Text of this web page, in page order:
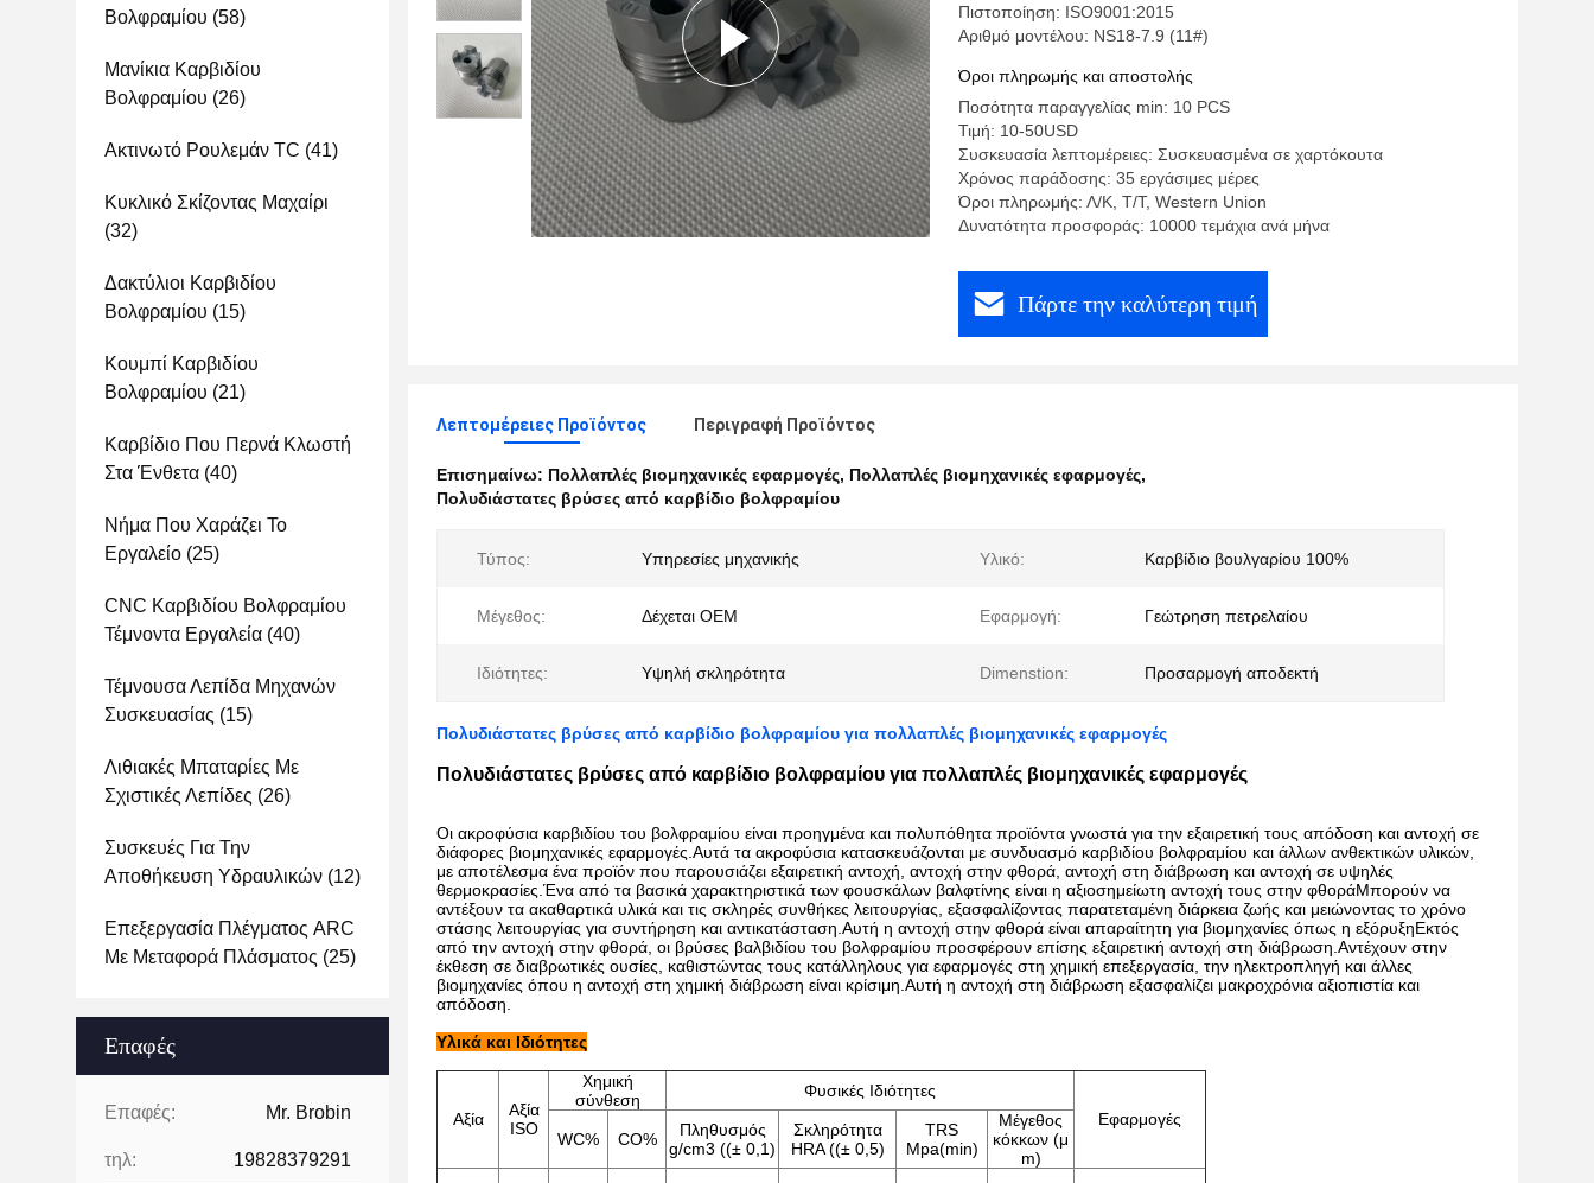
Βολφραμίου (58)
Μανίκια Καρβιδίου
Βολφραμίου (26)
Ακτινωτό Ρουλεμάν TC (41)
Κυκλικό Σκίζοντας Μαχαίρι
(32)
Δακτύλιοι Καρβιδίου
Βολφραμίου (15)
Κουμπί Καρβιδίου
Βολφραμίου (21)
Καρβίδιο Που Περνά Κλωστή
Στα Ένθετα (40)
Νήμα Που Χαράζει Το
Εργαλείο (25)
CNC Καρβιδίου Βολφραμίου
Τέμνοντα Εργαλεία (40)
Τέμνουσα Λεπίδα Μηχανών
Συσκευασίας (15)
Λιθιακές Μπαταρίες Με
Σχιστικές Λεπίδες (26)
Συσκευές Για Την
Αποθήκευση Υδραυλικών (12)
Επεξεργασία Πλέγματος ARC
Με Μεταφορά Πλάσματος (25)
Επαφές
Επαφές: Mr. Brobin
τηλ: 19828379291
Πιστοποίηση: ISO9001:2015
Αριθμό μοντέλου: NS18-7.9 (11#)
Όροι πληρωμής και αποστολής
Ποσότητα παραγγελίας min: 10 PCS
Τιμή: 10-50USD
Συσκευασία λεπτομέρειες: Συσκευασμένα σε χαρτόκουτα
Χρόνος παράδοσης: 35 εργάσιμες μέρες
Όροι πληρωμής: Λ/Κ, Τ/Τ, Western Union
Δυνατότητα προσφοράς: 10000 τεμάχια ανά μήνα
Πάρτε την καλύτερη τιμή
Λεπτομέρειες Προϊόντος Περιγραφή Προϊόντος
Επισημαίνω: Πολλαπλές βιομηχανικές εφαρμογές, Πολλαπλές βιομηχανικές εφαρμογές,
Πολυδιάστατες βρύσες από καρβίδιο βολφραμίου
Τύπος: Υπηρεσίες μηχανικής Υλικό: Καρβίδιο βουλγαρίου 100%
Μέγεθος: Δέχεται OEM Εφαρμογή: Γεώτρηση πετρελαίου
Ιδιότητες: Υψηλή σκληρότητα Dimenstion: Προσαρμογή αποδεκτή
Πολυδιάστατες βρύσες από καρβίδιο βολφραμίου για πολλαπλές βιομηχανικές εφαρμογές
Πολυδιάστατες βρύσες από καρβίδιο βολφραμίου για πολλαπλές βιομηχανικές εφαρμογές
Οι ακροφύσια καρβιδίου του βολφραμίου είναι προηγμένα και πολυπόθητα προϊόντα γνωστά για την εξαιρετική τους απόδοση και αντοχή σε
διάφορες βιομηχανικές εφαρμογές.Αυτά τα ακροφύσια κατασκευάζονται με συνδυασμό καρβιδίου βολφραμίου και άλλων ανθεκτικών υλικών,
με αποτέλεσμα ένα προϊόν που παρουσιάζει εξαιρετική αντοχή, αντοχή στην φθορά, αντοχή στη διάβρωση και αντοχή σε υψηλές
θερμοκρασίες.Ένα από τα βασικά χαρακτηριστικά των φουσκάλων βαλφτίνης είναι η αξιοσημείωτη αντοχή τους στην φθοράΜπορούν να
αντέξουν τα ακαθαρτικά υλικά και τις σκληρές συνθήκες λειτουργίας, εξασφαλίζοντας παρατεταμένη διάρκεια ζωής και μειώνοντας το χρόνο
στάσης λειτουργίας για συντήρηση και αντικατάσταση.Αυτή η αντοχή στην φθορά είναι απαραίτητη για βιομηχανίες όπως η εξόρυξηΕκτός
από την αντοχή στην φθορά, οι βρύσες βαλβιδίου του βολφραμίου προσφέρουν επίσης εξαιρετική αντοχή στη διάβρωση.Αντέχουν στην
έκθεση σε διαβρωτικές ουσίες, καθιστώντας τους κατάλληλους για εφαρμογές στη χημική επεξεργασία, την ηλεκτροπληγή και άλλες
βιομηχανίες όπου η αντοχή στη χημική διάβρωση είναι κρίσιμη.Αυτή η αντοχή στη διάβρωση εξασφαλίζει μακροχρόνια αξιοπιστία και
απόδοση.
Υλικά και Ιδιότητες
Αξία
Αξία
ISO
Χημική
σύνθεση
Φυσικές Ιδιότητες
Εφαρμογές
WC%
CO%
Πληθυσμός
g/cm3 ((± 0,1)
Σκληρότητα
HRA ((± 0,5)
TRS
Mpa(min)
Μέγεθος
κόκκων (μ
m)